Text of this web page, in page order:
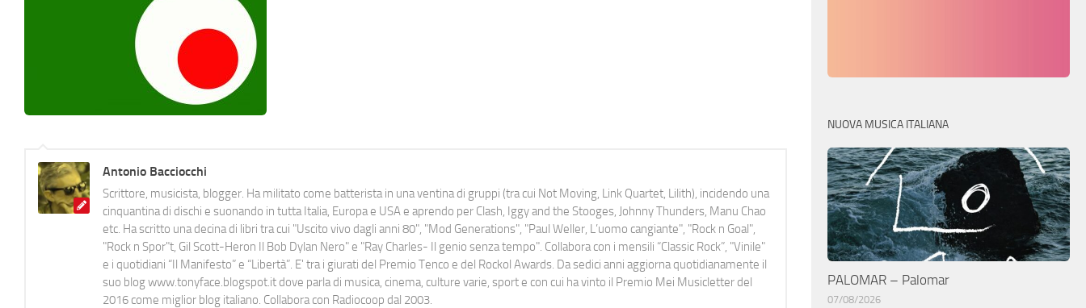
Antonio Bacciocchi
Scrittore, musicista, blogger. Ha militato come batterista in una ventina di gruppi (tra cui Not Moving, Link Quartet, Lilith), incidendo una
cinquantina di dischi e suonando in tutta Italia, Europa e USA e aprendo per Clash, Iggy and the Stooges, Johnny Thunders, Manu Chao
etc. Ha scritto una decina di libri tra cui "Uscito vivo dagli anni 80", "Mod Generations", "Paul Weller, L’uomo cangiante", "Rock n Goal",
"Rock n Spor"t, Gil Scott-Heron Il Bob Dylan Nero" e "Ray Charles- Il genio senza tempo". Collabora con i mensili “Classic Rock”, "Vinile"
e i quotidiani “Il Manifesto” e “Libertà”. E' tra i giurati del Premio Tenco e del Rockol Awards. Da sedici anni aggiorna quotidianamente il
suo blog www.tonyface.blogspot.it dove parla di musica, cinema, culture varie, sport e con cui ha vinto il Premio Mei Musicletter del
2016 come miglior blog italiano. Collabora con Radiocoop dal 2003.
NUOVA MUSICA ITALIANA
PALOMAR – Palomar
07/08/2026